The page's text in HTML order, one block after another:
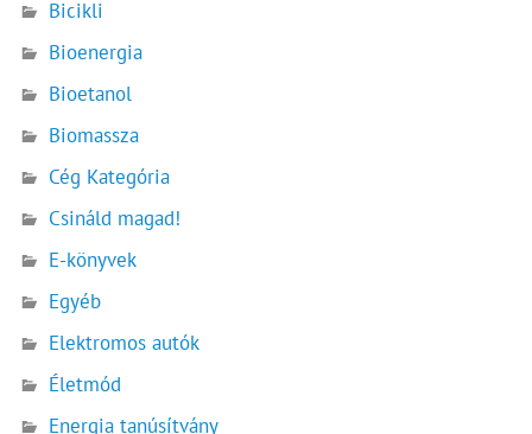
Bicikli
Bioenergia
Bioetanol
Biomassza
Cég Kategória
Csináld magad!
E-könyvek
Egyéb
Elektromos autók
Életmód
Energia tanúsítvány